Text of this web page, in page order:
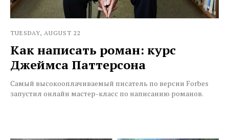
TUESDAY, AUGUST 22
Как написать роман: курс
Джеймса Паттерсона
Самый высокооплачиваемый писатель по версии Forbes
запустил онлайн мастер-класс по написанию романов.